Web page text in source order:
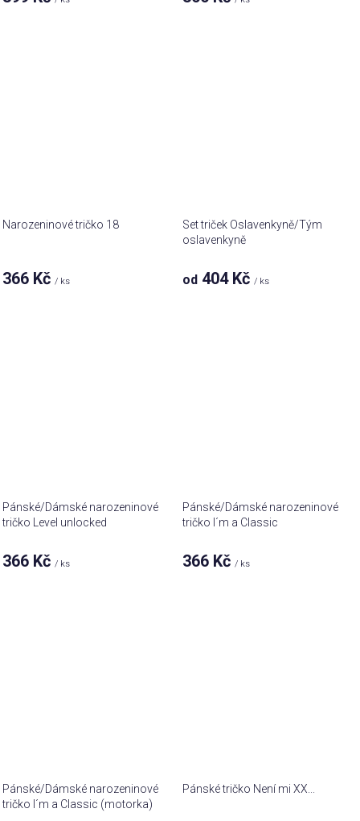
Narozeninové tričko 18
366 Kč/ ks
Set triček Oslavenkyně/Tým
oslavenkyně
od 404 Kč/ ks
Pánské/Dámské narozeninové
tričko Level unlocked
366 Kč / ks
Pánské/Dámské narozeninové
tričko I´m a Classic
366 Kč / ks
Pánské/Dámské narozeninové
tričko I´m a Classic (motorka)
Pánské tričko Není mi XX...